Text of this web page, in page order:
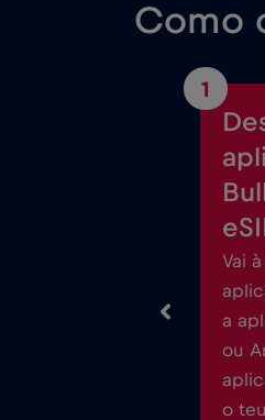
Como
1
Vai
a
ou
o